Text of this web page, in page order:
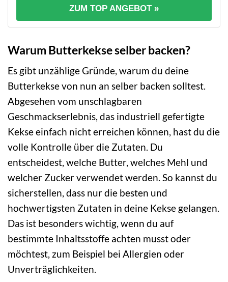
ZUM TOP ANGEBOT »
Warum Butterkekse selber backen?
Es gibt unzählige Gründe, warum du deine
Butterkekse von nun an selber backen solltest.
Abgesehen vom unschlagbaren
Geschmackserlebnis, das industriell gefertigte
Kekse einfach nicht erreichen können, hast du die
volle Kontrolle über die Zutaten. Du
entscheidest, welche Butter, welches Mehl und
welcher Zucker verwendet werden. So kannst du
sicherstellen, dass nur die besten und
hochwertigsten Zutaten in deine Kekse gelangen.
Das ist besonders wichtig, wenn du auf
bestimmte Inhaltsstoffe achten musst oder
möchtest, zum Beispiel bei Allergien oder
Unverträglichkeiten.